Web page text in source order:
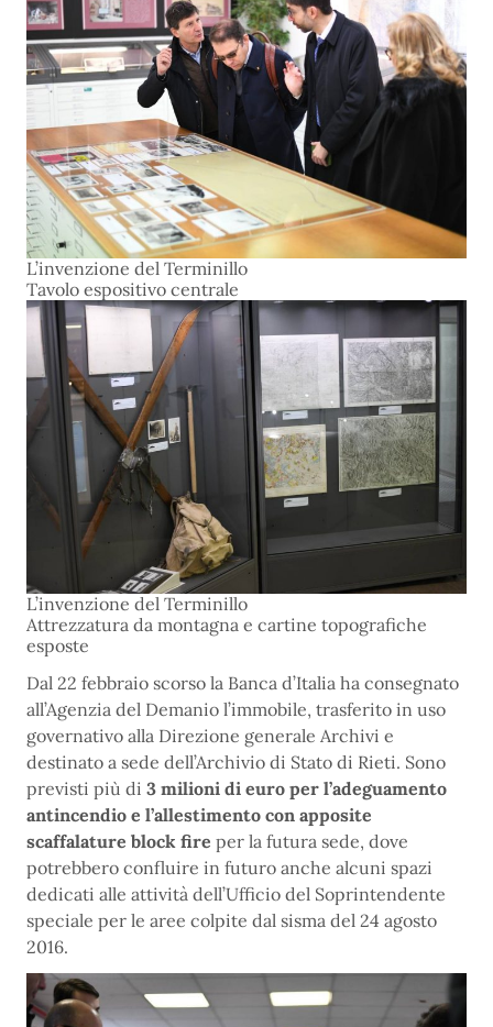
L’invenzione del Terminillo
Tavolo espositivo centrale
L’invenzione del Terminillo
Attrezzatura da montagna e cartine topografiche
esposte
Dal 22 febbraio scorso la Banca d’Italia ha consegnato
all’Agenzia del Demanio l’immobile, trasferito in uso
governativo alla Direzione generale Archivi e
destinato a sede dell’Archivio di Stato di Rieti. Sono
previsti più di 3 milioni di euro per l’adeguamento
antincendio e l’allestimento con apposite
scaffalature block fire per la futura sede, dove
potrebbero confluire in futuro anche alcuni spazi
dedicati alle attività dell’Ufficio del Soprintendente
speciale per le aree colpite dal sisma del 24 agosto
2016.